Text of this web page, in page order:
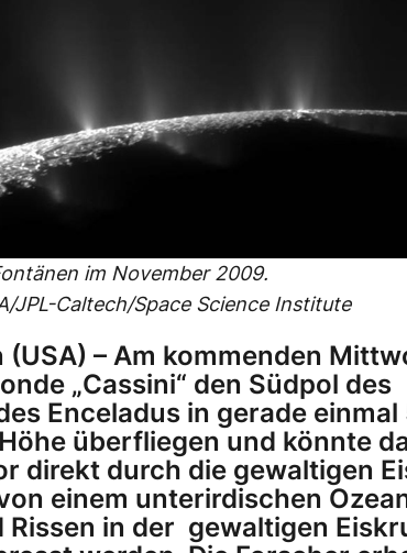
im November 2009.
JPL-Caltech/Space Science Institute
(USA) – Am kommenden
„Cassini“ den Südpol des
Enceladus in gerade einmal
überfliegen und könnte
direkt durch die gewaltigen
einem unterirdischen
Rissen in der gewaltigen